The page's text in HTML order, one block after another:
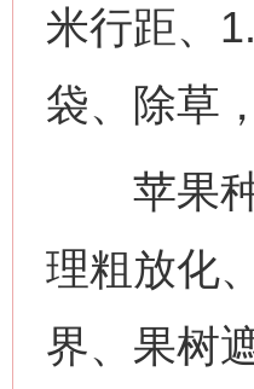
米行距、
袋、除草
苹果种
理粗放化
界、果树